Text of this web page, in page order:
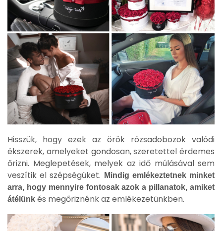
Hisszük, hogy ezek az örök rózsadobozok valódi
ékszerek, amelyeket gondosan, szeretettel érdemes
őrizni. Meglepetések, melyek az idő múlásával sem
veszítik el szépségüket.
Mindig emlékeztetnek minket
arra, hogy mennyire fontosak azok a pillanatok, amiket
átélünk és megőriznénk az emlékezetünkben.